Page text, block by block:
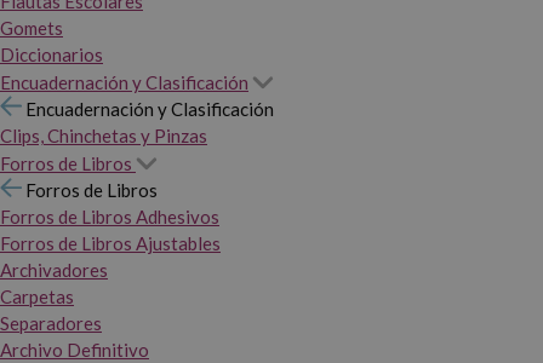
Gomets
Diccionarios
Encuadernación y Clasificación
Encuadernación y Clasificación
Clips, Chinchetas y Pinzas
Forros de Libros
Forros de Libros
Forros de Libros Adhesivos
Forros de Libros Ajustables
Archivadores
Carpetas
Separadores
Archivo Definitivo